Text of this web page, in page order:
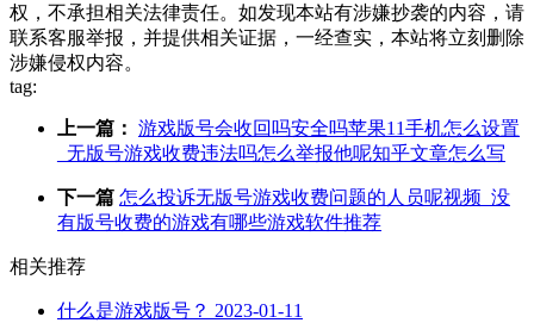
权，不承担相关法律责任。如发现本站有涉嫌抄袭的内容，请
联系客服举报，并提供相关证据，一经查实，本站将立刻删除
涉嫌侵权内容。
tag:
上一篇： 游戏版号会收回吗安全吗苹果11手机怎么设置
_无版号游戏收费违法吗怎么举报他呢知乎文章怎么写
下一篇 怎么投诉无版号游戏收费问题的人员呢视频_没
有版号收费的游戏有哪些游戏软件推荐
相关推荐
什么是游戏版号？ 2023-01-11